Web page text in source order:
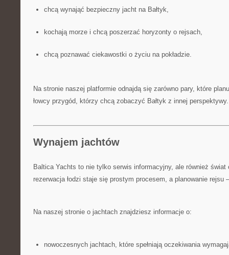
chcą wynająć bezpieczny jacht na Bałtyk,
kochają morze i chcą poszerzać horyzonty o rejsach,
chcą poznawać ciekawostki o życiu na pokładzie.
Na stronie naszej platformie odnajdą się zarówno pary, które
łowcy przygód, którzy chcą zobaczyć Bałtyk z innej perspektywy.
Wynajem jachtów
Baltica Yachts to nie tylko serwis informacyjny, ale również świat
rezerwacja łodzi staje się prostym procesem, a planowanie rejsu
Na naszej stronie o jachtach znajdziesz informacje o:
nowoczesnych jachtach, które spełniają oczekiwania